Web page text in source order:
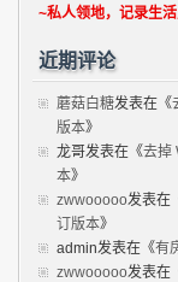
~私人领地，记录生
近期评论
蘑菇白糖发表在《
版本》
龙哥发表在《去掉
本》
zwwooooo发表在
订版本》
admin发表在《有
zwwooooo发表在